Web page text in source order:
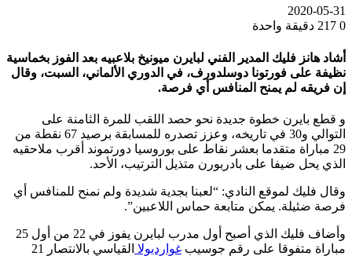
2020-05-31
0
دقيقة واحدة
أشاد هانز فليك المدير الفني لبايرن ميونيخ بلاعبيه بعد الفوز بخماسية
نظيفة على فورتونا دوسلدورف، في الدوري الألماني، السبت، وقال
إن فريقه لم يمنح المنافس أي فرصة.
و قطع بايرن خطوة جديدة نحو حصد اللقب للمرة الثامنة على
التوالي و30 في تاريخه، وعزز تصدره للمسابقة برصيد 67 نقطة من
29 مباراة متقدما بعشر نقاط على بوروسيا دورتموند أقرب ملاحقيه
الذي يحل ضيفا على بادربورن متذيل الترتيب، الأحد.
وقال فليك لموقع النادي: “لعبنا بجدية شديدة ولم نمنح للمنافس أي
فرصة ضئيلة. يمكن متابعة حماس اللاعبين”.
وأضاف فليك الذي أصبح أول مدرب لبايرن يفوز في 22 من أول 25
مباراة متفوقا على رقم جوسيب غوارديولا
القياسي بالانتصار 21